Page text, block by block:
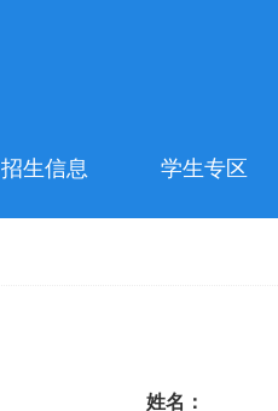
招生信息 学生专区
姓名：